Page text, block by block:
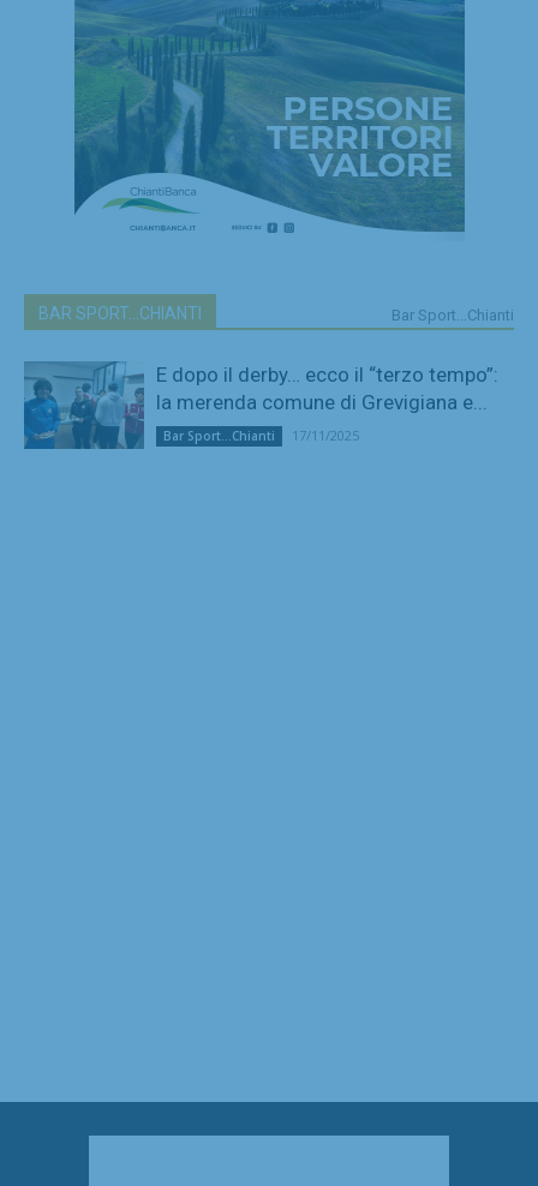
BAR SPORT...CHIANTI Bar Sport...Chianti
E dopo il derby… ecco il “terzo tempo”:
la merenda comune di Grevigiana e...
Bar Sport...Chianti 17/11/2025